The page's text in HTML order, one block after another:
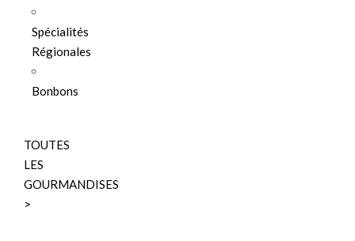
Spécialités
Régionales
Bonbons
TOUTES
LES
GOURMANDISES
>